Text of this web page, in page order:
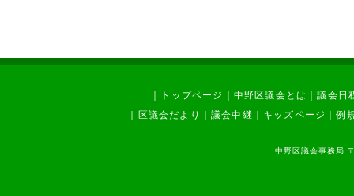
防災対策調査特別委員会
委員会
区内駅周辺等まちづくり調査特
別委員会
トップページ 中野区議会とは ｜議会日
区議会だより ｜議会中継 キッズページ ｜例
中野区議会事務局